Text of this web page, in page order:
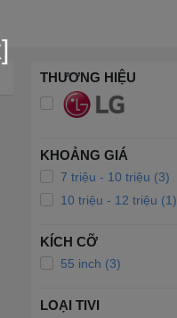
THƯƠNG HIỆU
KHOẢNG GIÁ
7 triệu - 10 triệu (3)
10 triệu - 12 triệu (1)
KÍCH CỠ
55 inch (3)
LOẠI TIVI